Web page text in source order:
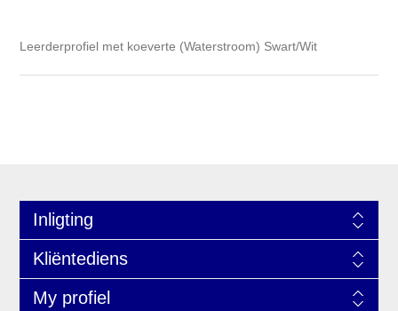
Leerderprofiel met koeverte (Waterstroom) Swart/Wit
Inligting
Kliëntediens
My profiel